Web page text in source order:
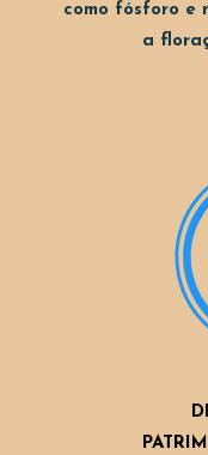
como fósforo e
a